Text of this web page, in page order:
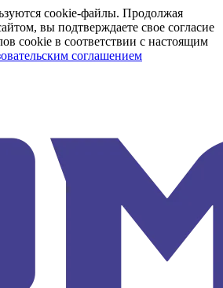
cookie-файлы. Продолжая
вы подтверждаете свое согласие
cookie в соответствии с настоящим
соглашением